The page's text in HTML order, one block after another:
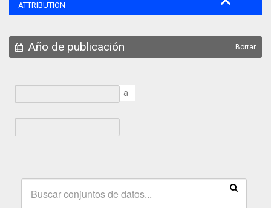
ATTRIBUTION
Año de publicación Borrar
a